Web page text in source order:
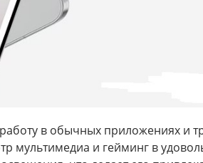
в обычных приложениях и
и гейминг в